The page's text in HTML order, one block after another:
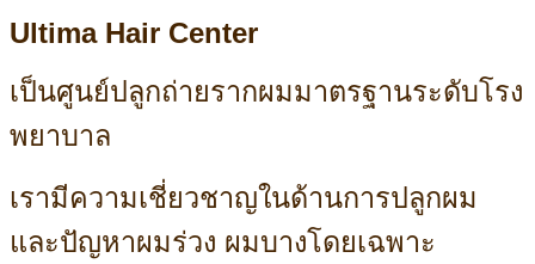
Ultima Hair Center
เป็นศูนย์ปลูกถ่ายรากผมมาตรฐานระดับโรง
พยาบาล
เรามีความเชี่ยวชาญในด้านการปลูกผม
และปัญหาผมร่วง ผมบางโดยเฉพาะ